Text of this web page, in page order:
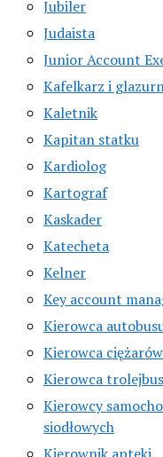
Jubiler
Judaista
Junior Account
Kafelkarz i
Kaletnik
Kapitan statku
Kardiolog
Kartograf
Kaskader
Katecheta
Kelner
Key account
Kierowca
Kierowca
Kierowca
Kierowcy
siodłowych